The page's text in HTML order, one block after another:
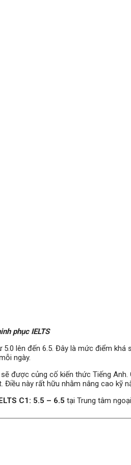
phục IELTS
5.0 lên đến 6.5. Đây là mức điểm
ngày.
được củng cố kiến thức Tiếng
này rất hữu nhằm nâng cao kỹ
IELTS C1: 5.5 – 6.5 tại Trung tâm